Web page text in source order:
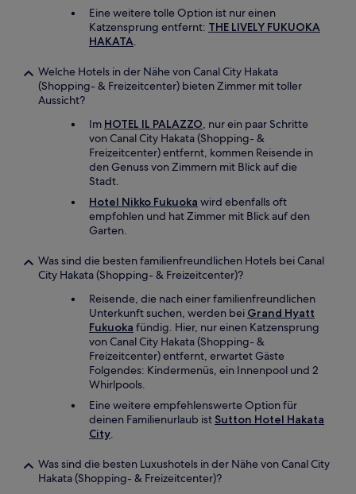
Eine weitere tolle Option ist nur einen
Katzensprung entfernt: THE LIVELY FUKUOKA
HAKATA.
Welche Hotels in der Nähe von Canal City Hakata
(Shopping- & Freizeitcenter) bieten Zimmer mit toller
Aussicht?
Im HOTEL IL PALAZZO, nur ein paar Schritte
von Canal City Hakata (Shopping- &
Freizeitcenter) entfernt, kommen Reisende in
den Genuss von Zimmern mit Blick auf die
Stadt.
Hotel Nikko Fukuoka wird ebenfalls oft
empfohlen und hat Zimmer mit Blick auf den
Garten.
Was sind die besten familienfreundlichen Hotels bei Canal
City Hakata (Shopping- & Freizeitcenter)?
Reisende, die nach einer familienfreundlichen
Unterkunft suchen, werden bei Grand Hyatt
Fukuoka fündig. Hier, nur einen Katzensprung
von Canal City Hakata (Shopping- &
Freizeitcenter) entfernt, erwartet Gäste
Folgendes: Kindermenüs, ein Innenpool und 2
Whirlpools.
Eine weitere empfehlenswerte Option für
deinen Familienurlaub ist Sutton Hotel Hakata
City.
Was sind die besten Luxushotels in der Nähe von Canal City
Hakata (Shopping- & Freizeitcenter)?